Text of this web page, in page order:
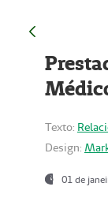
Texto:
Design:
01 de